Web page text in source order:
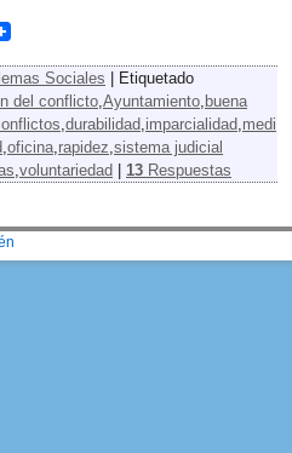
Sociales
Etiquetado
del conflicto,Ayuntamiento, buena
,durabilidad,imparcialidad,medi
,oficina,rapidez,sistema judicial
,voluntariedad 13 Respuestas